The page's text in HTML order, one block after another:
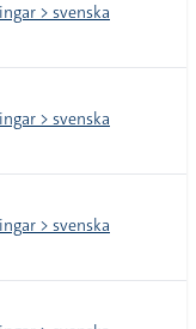
> svenska
> svenska
> svenska